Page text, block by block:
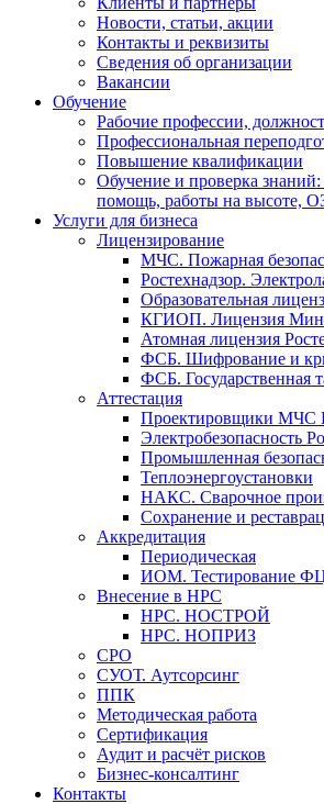
Новости, статьи, акции
Контакты и реквизиты
Сведения об организации
Вакансии
Обучение
Рабочие профессии,
Профессиональная
Повышение квалификации
Обучение и проверка знаний:
помощь, работы на высоте,
Услуги для бизнеса
Лицензирование
МЧС. Пожарная
Ростехнадзор.
Образовательная
КГИОП. Лицензия
Атомная лицензия
ФСБ. Шифрование и
ФСБ. Государственная
Аттестация
Проектировщики МЧС
Электробезопасность
Промышленная
Теплоэнергоустановки
НАКС. Сварочное
Сохранение и
Аккредитация
Периодическая
ИОМ. Тестирование
Внесение в НРС
НРС. НОСТРОЙ
НРС. НОПРИЗ
СРО
СУОТ. Аутсорсинг
ППК
Методическая работа
Сертификация
Аудит и расчёт рисков
Бизнес-консалтинг
Контакты